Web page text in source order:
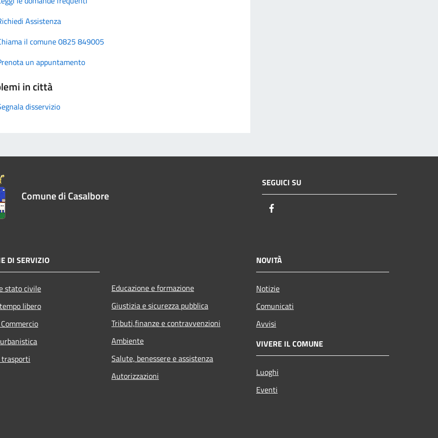
Assistenza
il comune 0825 849005
un appuntamento
in città
disservizio
Comune di Casalbore
SEGUICI SU
DI SERVIZIO
stato civile
libero
Educazione e formazione
Giustizia e sicurezza pubblica
Tributi,finanze e contravvenzioni
Ambiente
Salute, benessere e assistenza
Autorizzazioni
NOVITÀ
Notizie
Comunicati
Avvisi
VIVERE IL COMUNE
Luoghi
Eventi